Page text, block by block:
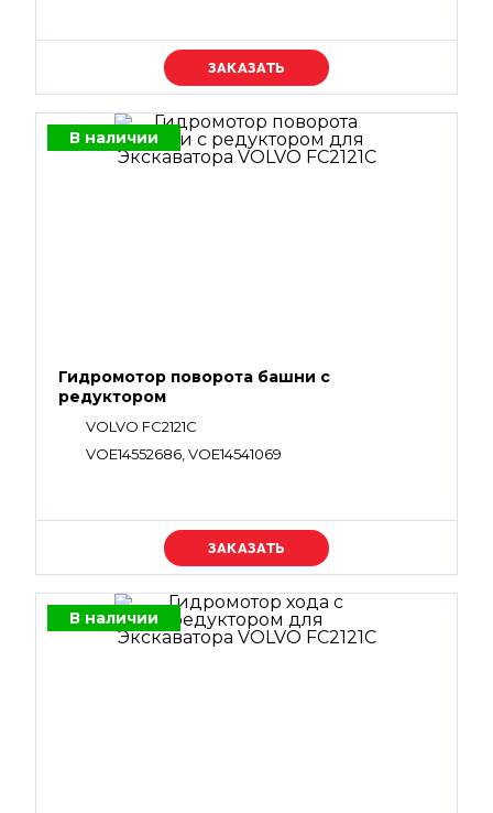
Уточняйте цену
В наличии
Гидромотор поворота башни с
редуктором
VOLVO FC2121C
VOE14552686, VOE14541069
Уточняйте цену
В наличии